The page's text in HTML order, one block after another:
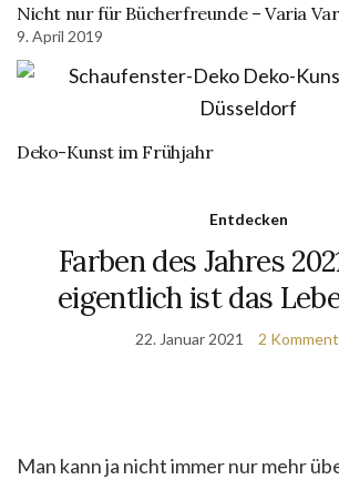
Nicht nur für Bücherfreunde – Varia
9. April 2019
Deko-Kunst im Frühjahr
Entdecken
Farben des Jahres
eigentlich ist das
22. Januar 2021 2
Man kann ja nicht immer nur mehr